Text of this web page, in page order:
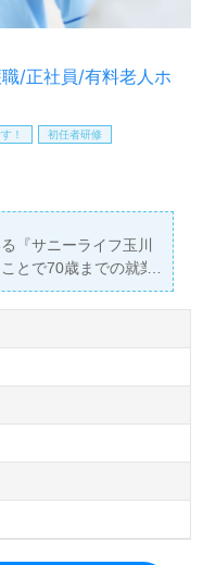
/正社員/有料老人ホ
！ 初任者研修
『サニーライフ玉川
とで70歳までの就業
職場では「あなたに
び交い、笑顔あふれ
職の正社員を募集し
円で、年に2回の賞
研修以上の資格を持
や介護職経験者だけ
も広く門戸が開かれ
員数は6,700名以上
したOJTや個々の成
様々な年代の職員が